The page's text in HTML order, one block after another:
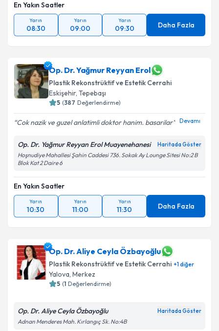
En Yakın Saatler
Yarın
08:30
Yarın
09:00
Yarın
09:30 Daha Fazla
Op. Dr. Yağmur Reyyan Erol
Plastik Rekonstrüktif ve Estetik Cerrahi
Eskişehir, Tepebaşı
5 (387 Değerlendirme)
Cok nazik ve guzel anlatimli doktor hanim. basarilar Devamı
Op. Dr. Yağmur Reyyan Erol Muayenehanesi Haritada Göster
Hoşnudiye Mahallesi Şahin Caddesi 736. Sokak Ay Lounge Sitesi No:2 B
Blok Kat 2 Daire 6
En Yakın Saatler
Yarın
10:30
Yarın
11:00
Yarın
11:30 Daha Fazla
Op. Dr. Aliye Ceyla Özbayoğlu
Plastik Rekonstrüktif ve Estetik Cerrahi +1diğer
Yalova, Merkez
5 (1 Değerlendirme)
Op. Dr. Aliye Ceyla Özbayoğlu Haritada Göster
Adnan Menderes Mah. Kırlangıç Sk. No:4B